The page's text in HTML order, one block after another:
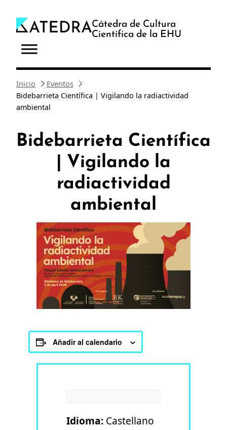
contenido
Cátedra de Cultura
Científica de la EHU
Inicio
Eventos
Bidebarrieta Científica | Vigilando la radiactividad
ambiental
Bidebarrieta Científica
| Vigilando la
radiactividad
ambiental
Añadir al calendario
Idioma: Castellano